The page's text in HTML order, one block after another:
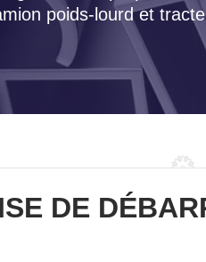
poids-lourd et
DE